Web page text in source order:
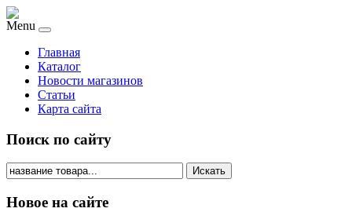
Menu
Главная
Каталог
Новости магазинов
Статьи
Карта сайта
Поиск по сайту
Искать
Новое на сайте